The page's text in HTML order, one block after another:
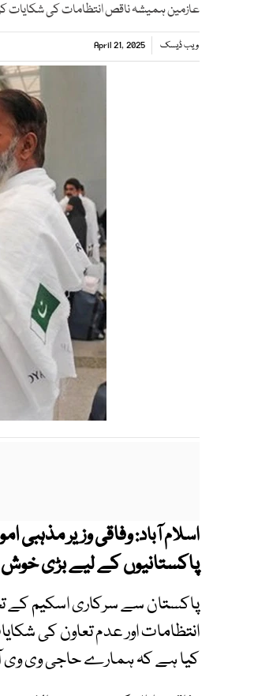
عازمین ہمیشہ ناقص انتظامات کی شکایات
ویب ڈیسک April 21, 2025
اسلام آباد:وفاقی وزیر مذہبی
پاکستانیوں کے لیے بڑی
پاکستان سے سرکاری اسکیم
انتظامات اور عدم تعاون کی
کیا ہے کہ ہمارے حاجی وی وی